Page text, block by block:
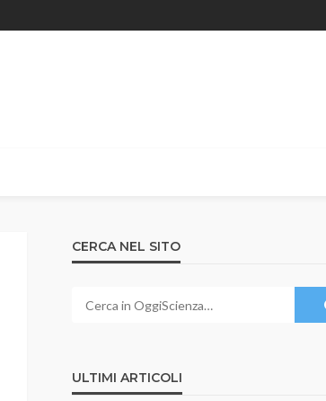
CERCA NEL SITO
ULTIMI ARTICOLI